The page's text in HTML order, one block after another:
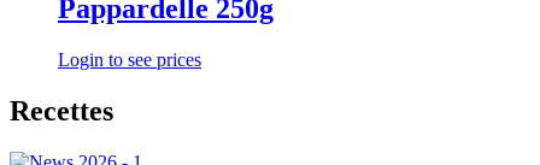
Pappardelle 250g
Login to see prices
Recettes